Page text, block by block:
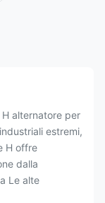
alternatore per
estremi,
H offre
dalla
Le alte